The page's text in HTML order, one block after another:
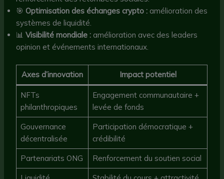
🎯 Optimisation des échanges crypto : amélioration des
systèmes de liquidité.
📊Visibilité mondiale : amélioration avec des leaders
opinion et événements internationaux.
Axes d’innovation Impact potentiel
NFTs
philanthropiques
Engagement communautaire +
levée de fonds
Gouvernance
décentralisée
Participation démocratique +
crédibilité
Partenariats ONG Renforcement du soutien social